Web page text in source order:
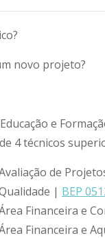
novo projeto?
e
4 técnicos
de
| BEP
Financeira e
Financeira e